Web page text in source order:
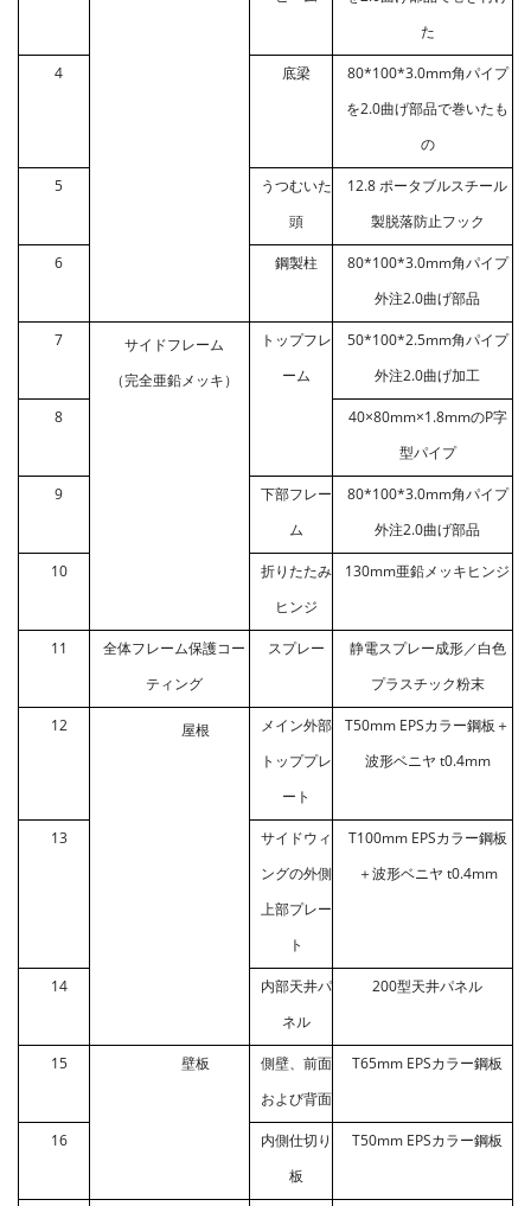
た
4 底梁
80*100*3.0mm角パイプ
を2.0曲げ部品で巻いたも
の
5
うつむいた
頭
12.8 ポータブルスチール
製脱落防止フック
6 鋼製柱
80*100*3.0mm角パイプ
外注2.0曲げ部品
7
サイドフレーム
（完全亜鉛メッキ）
トップフレ
ーム
50*100*2.5mm角パイプ
外注2.0曲げ加工
8
40×80mm×1.8mmのP字
型パイプ
9
下部フレー
ム
80*100*3.0mm角パイプ
外注2.0曲げ部品
10
折りたたみ
ヒンジ
130mm亜鉛メッキヒンジ
11
全体フレーム保護コー
ティング
スプレー
静電スプレー成形／白色
プラスチック粉末
12 屋根
メイン外部
トッププレ
ート
T50mm EPSカラー鋼板＋
波形ベニヤ t0.4mm
13
サイドウィ
ングの外側
上部プレー
ト
T100mm EPSカラー鋼板
＋波形ベニヤ t0.4mm
14
内部天井パ
ネル
200型天井パネル
15 壁板
側壁、前面
および背面
T65mm EPSカラー鋼板
16
内側仕切り
板
T50mm EPSカラー鋼板